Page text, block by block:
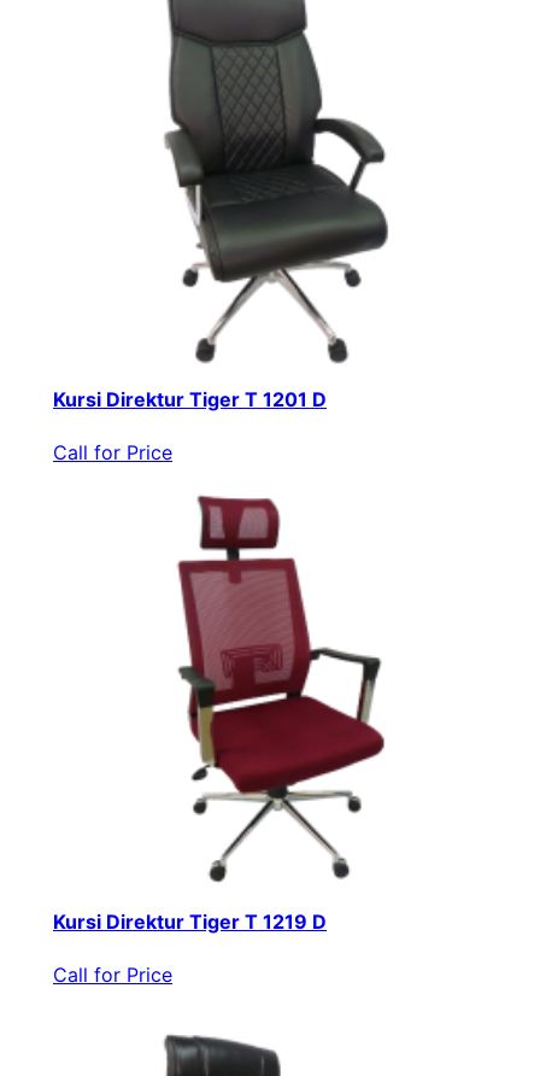
Kursi Direktur Tiger T 1201 D
Call for Price
Kursi Direktur Tiger T 1219 D
Call for Price